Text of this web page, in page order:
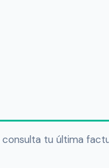
consulta tu última